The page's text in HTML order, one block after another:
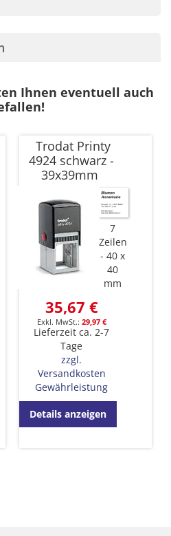
Ihnen eventuell auch
Trodat Printy
4924 schwarz -
39x39mm
7
Zeilen
40 x
40
mm
35,67 €
29,97 €
Lieferzeit ca. 2-7
Tage
zzgl.
Versandkosten
Gewährleistung
Details anzeigen